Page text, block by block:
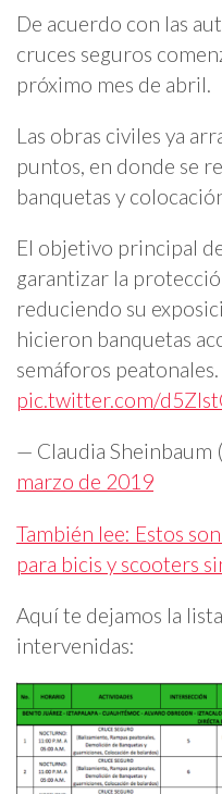
De acuerdo con las
cruces seguros
próximo mes de abril.
Las obras civiles ya
puntos, en donde se
banquetas y
El objetivo principal
garantizar la
reduciendo su
hicieron banquetas
semáforos peatonales.
pic.twitter.com/
— Claudia Sheinbaum
marzo de 2019
También lee: Estos
para bicis y scooters
Aquí te dejamos la
intervenidas: